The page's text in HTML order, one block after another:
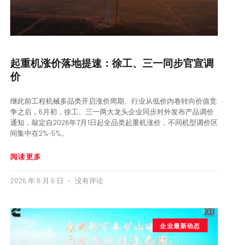
起重机涨价落地提速：徐工、三一同步官宣调
价
继此前工程机械多品类开启涨价周期、行业从低价内卷转向价值竞
争之后，6月初，徐工、三一两大龙头企业同步对外发布产品调价
通知，敲定自2026年7月1日起全品类起重机涨价，不同机型调价区
间集中在2%-5%。
阅读更多
2026 年 6 月 6 日 没有评论
企业最新动态